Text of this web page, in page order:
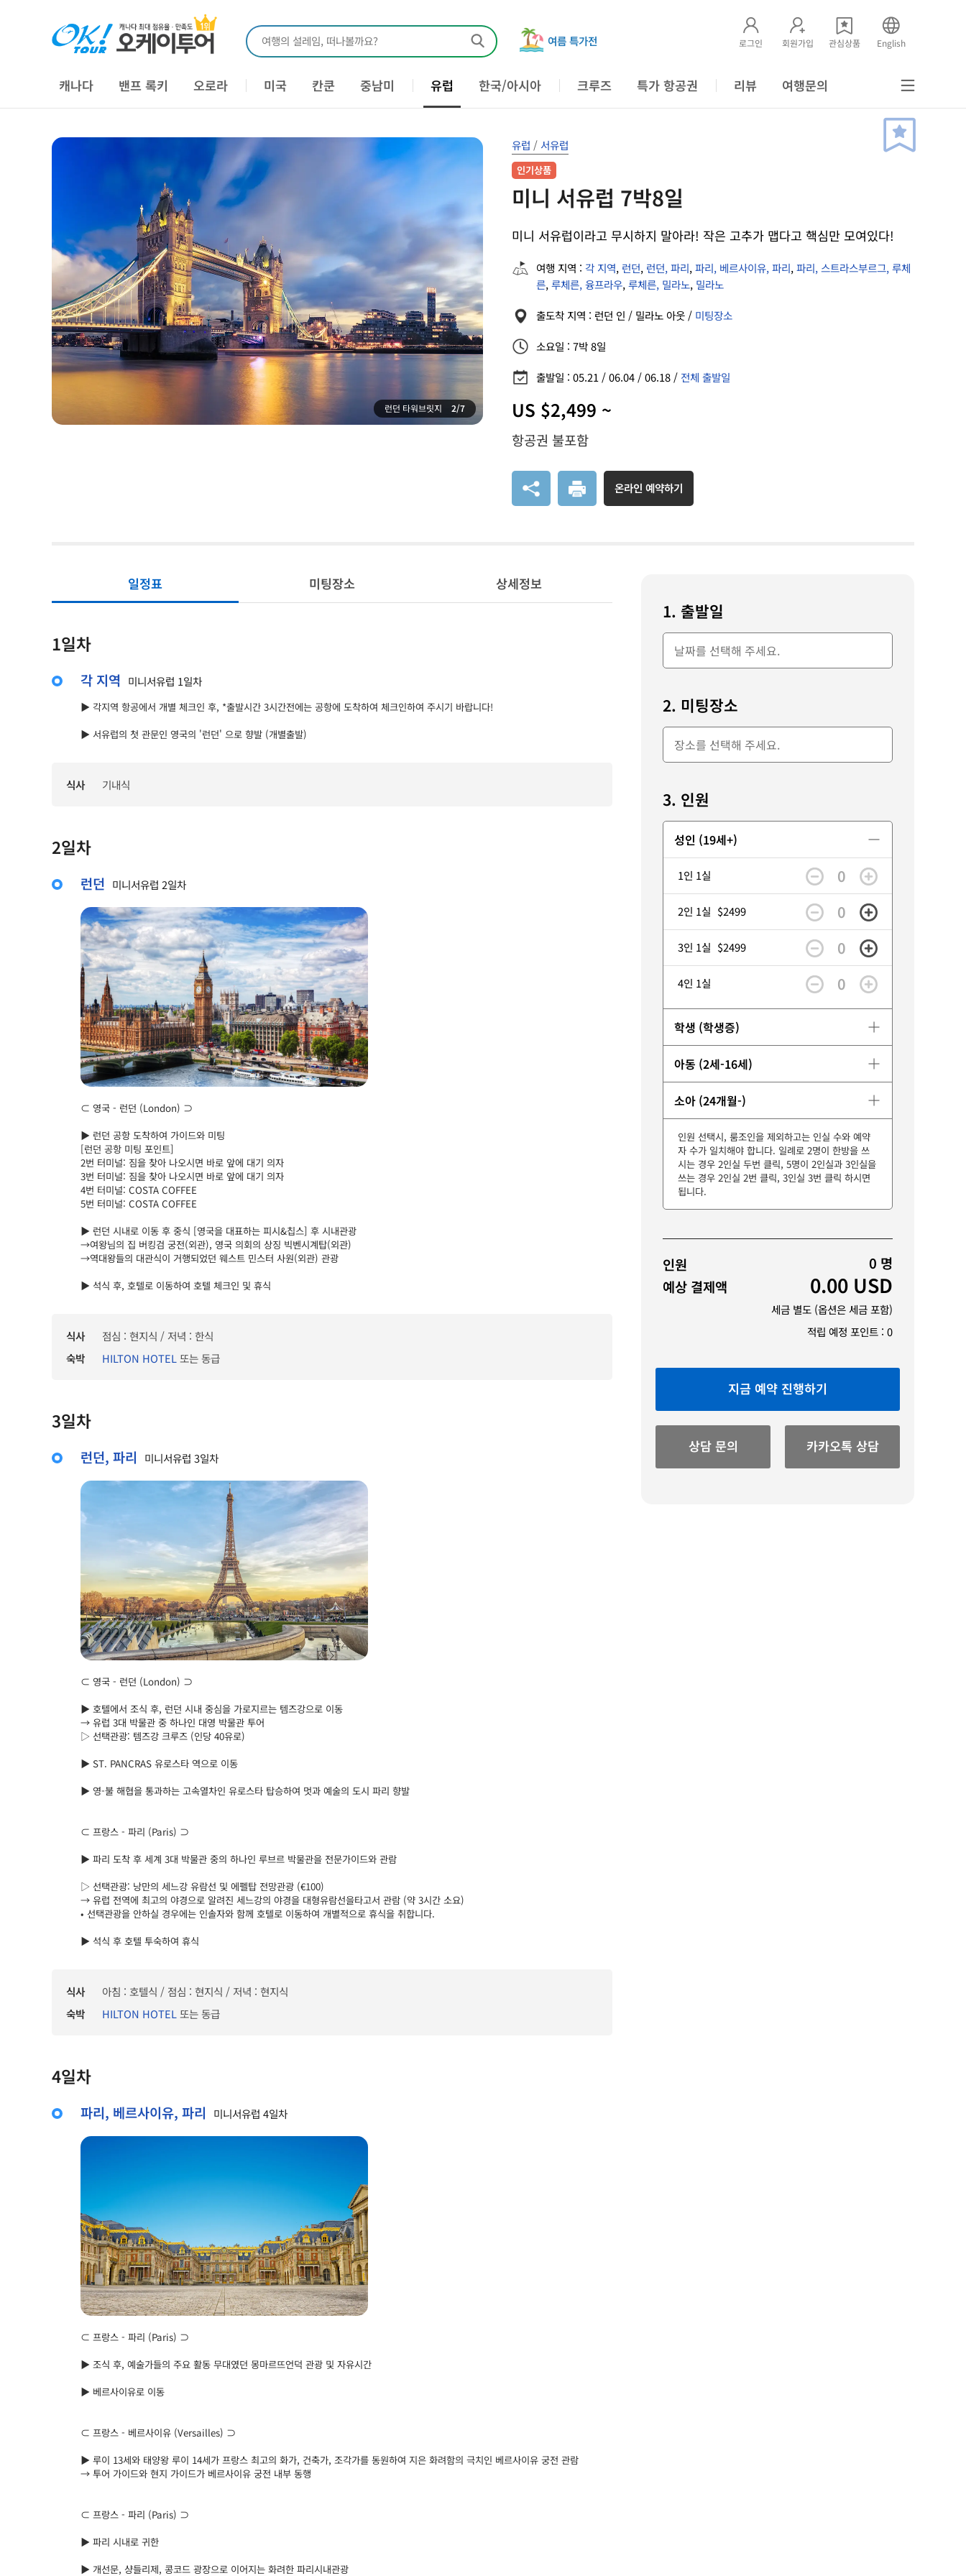
여행의 설레임, 떠나볼까요? 여름 특가전 로그인 회원가입 관심상품 English
캐나다 밴프 록키 오로라 미국 칸쿤 중남미 유럽 한국/아시아 크루즈 특가 항공권 리뷰 여행문의
런던 타워브릿지 2/7
유럽 / 서유럽
인기상품
미니 서유럽 7박8일
미니 서유럽이라고 무시하지 말아라! 작은 고추가 맵다고 핵심만 모여있다!
여행 지역 : 각 지역, 런던, 런던, 파리, 파리, 베르사이유, 파리, 파리, 스트라스부르그, 루체
른, 루체른, 융프라우, 루체른, 밀라노, 밀라노
출도착 지역 : 런던 인 / 밀라노 아웃 / 미팅장소
소요일 : 7박 8일
출발일 : 05.21 / 06.04 / 06.18 / 전체 출발일
US $2,499 ~
항공권 불포함
온라인 예약하기
일정표 미팅장소 상세정보
1일차
각 지역 미니서유럽 1일차
▶ 각지역 항공에서 개별 체크인 후, *출발시간 3시간전에는 공항에 도착하여 체크인하여 주시기 바랍니다!
▶ 서유럽의 첫 관문인 영국의 '런던' 으로 향발 (개별출발)
식사 기내식
2일차
런던 미니서유럽 2일차
⊂ 영국 - 런던 (London) ⊃
▶ 런던 공항 도착하여 가이드와 미팅
[런던 공항 미팅 포인트]
2번 터미널: 짐을 찾아 나오시면 바로 앞에 대기 의자
3번 터미널: 짐을 찾아 나오시면 바로 앞에 대기 의자
4번 터미널: COSTA COFFEE
5번 터미널: COSTA COFFEE
▶ 런던 시내로 이동 후 중식 [영국을 대표하는 피시&칩스] 후 시내관광
→여왕님의 집 버킹검 궁전(외관), 영국 의회의 상징 빅벤시계탑(외관)
→역대왕들의 대관식이 거행되었던 웨스트 민스터 사원(외관) 관광
▶ 석식 후, 호텔로 이동하여 호텔 체크인 및 휴식
식사
점심 : 현지식 / 저녁 : 한식
숙박
HILTON HOTEL 또는 동급
3일차
런던, 파리 미니서유럽 3일차
⊂ 영국 - 런던 (London) ⊃
▶ 호텔에서 조식 후, 런던 시내 중심을 가로지르는 템즈강으로 이동
→ 유럽 3대 박물관 중 하나인 대영 박물관 투어
▷ 선택관광: 템즈강 크루즈 (인당 40유로)
▶ ST. PANCRAS 유로스타 역으로 이동
▶ 영-불 해협을 통과하는 고속열차인 유로스타 탑승하여 멋과 예술의 도시 파리 향발
⊂ 프랑스 - 파리 (Paris) ⊃
▶ 파리 도착 후 세계 3대 박물관 중의 하나인 루브르 박물관을 전문가이드와 관람
▷ 선택관광: 낭만의 세느강 유람선 및 에펠탑 전망관광 (€100)
→ 유럽 전역에 최고의 야경으로 알려진 세느강의 야경을 대형유람선을타고서 관람 (약 3시간 소요)
• 선택관광을 안하실 경우에는 인솔자와 함께 호텔로 이동하여 개별적으로 휴식을 취합니다.
▶ 석식 후 호텔 투숙하여 휴식
식사
아침 : 호텔식 / 점심 : 현지식 / 저녁 : 현지식
숙박
HILTON HOTEL 또는 동급
4일차
파리, 베르사이유, 파리 미니서유럽 4일차
⊂ 프랑스 - 파리 (Paris) ⊃
▶ 조식 후, 예술가들의 주요 활동 무대였던 몽마르뜨언덕 관광 및 자유시간
▶ 베르사이유로 이동
⊂ 프랑스 - 베르사이유 (Versailles) ⊃
▶ 루이 13세와 태양왕 루이 14세가 프랑스 최고의 화가, 건축가, 조각가를 동원하여 지은 화려함의 극치인 베르사이유 궁전 관람
→ 투어 가이드와 현지 가이드가 베르사이유 궁전 내부 동행
⊂ 프랑스 - 파리 (Paris) ⊃
▶ 파리 시내로 귀한
▶ 개선문, 샹들리제, 콩코드 광장으로 이어지는 화려한 파리시내관광
1. 출발일
2. 미팅장소
3. 인원
성인 (19세+)
1인 1실 0
2인 1실 $2499 0
3인 1실 $2499 0
4인 1실 0
학생 (학생증)
아동 (2세-16세)
소아 (24개월-)
인원 선택시, 룸조인을 제외하고는 인실 수와 예약
자 수가 일치해야 합니다. 일례로 2명이 한방을 쓰
시는 경우 2인실 두번 클릭, 5명이 2인실과 3인실을
쓰는 경우 2인실 2번 클릭, 3인실 3번 클릭 하시면
됩니다.
0 명
인원
0.00 USD
예상 결제액
세금 별도 (옵션은 세금 포함)
적립 예정 포인트 : 0
지금 예약 진행하기
상담 문의 카카오톡 상담